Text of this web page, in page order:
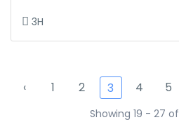
3H
‹ 1 2 3 4 5
Showing 19 - 27